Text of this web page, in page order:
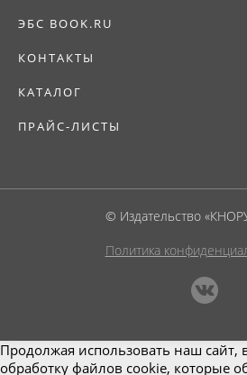
ЭБС BOOK.RU
КОНТАКТЫ
КАТАЛОГ
ПРАЙС-ЛИСТЫ
© Издательство
Политика
Продолжая использовать наш сайт,
обработку файлов cookie, которые